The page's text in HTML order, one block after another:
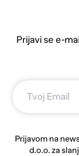
Prijavi se e-
Prijavom na
d.o.o. za